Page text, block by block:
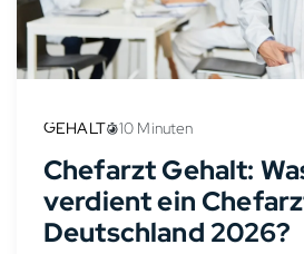
GEHALT 10 Minuten
Chefarzt Gehalt:
verdient ein
Deutschland 2026?